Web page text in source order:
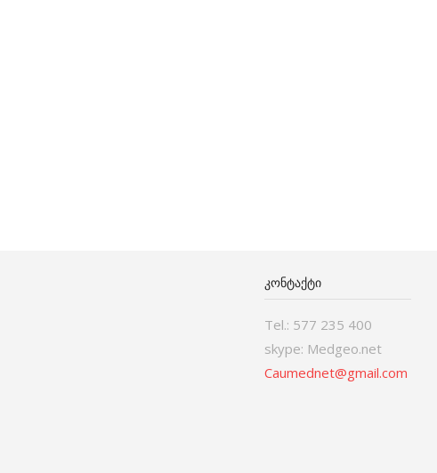
ᲙᲝᲜᲢᲐᲥᲢᲘ
Tel.: 577 235 400
skype: Medgeo.net
Caumednet@gmail.com